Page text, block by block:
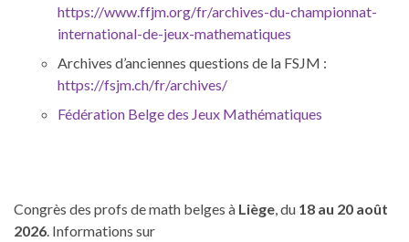
https://www.ffjm.org/fr/archives-du-championnat-
international-de-jeux-mathematiques
Archives d’anciennes questions de la FSJM :
https://fsjm.ch/fr/archives/
Fédération Belge des Jeux Mathématiques
Congrès des profs de math belges à Liège, du 18 au 20 août
2026. Informations sur